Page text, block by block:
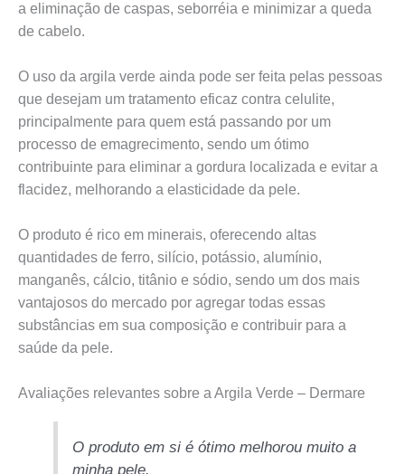
a eliminação de caspas, seborréia e minimizar a queda
de cabelo.
O uso da argila verde ainda pode ser feita pelas pessoas
que desejam um tratamento eficaz contra celulite,
principalmente para quem está passando por um
processo de emagrecimento, sendo um ótimo
contribuinte para eliminar a gordura localizada e evitar a
flacidez, melhorando a elasticidade da pele.
O produto é rico em minerais, oferecendo altas
quantidades de ferro, silício, potássio, alumínio,
manganês, cálcio, titânio e sódio, sendo um dos mais
vantajosos do mercado por agregar todas essas
substâncias em sua composição e contribuir para a
saúde da pele.
Avaliações relevantes sobre a Argila Verde – Dermare
O produto em si é ótimo melhorou muito a
minha pele.